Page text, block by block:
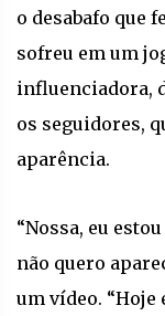
o desabafo que
sofreu em um
influenciadora,
os seguidores,
aparência.
“Nossa, eu
não quero
um vídeo.